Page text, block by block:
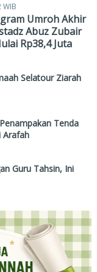
WIB
Umroh Akhir
Abuz Zubair
Rp38,4 Juta
Selatour Ziarah
Tenda
Arafah
Guru Tahsin, Ini